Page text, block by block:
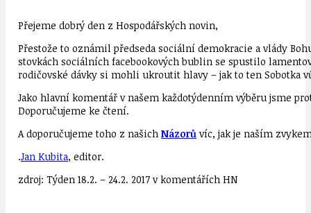
Přejeme dobrý den z Hospodářských novin,
Přestože to oznámil předseda sociální demokracie a vlády
stovkách sociálních facebookových bublin se spustilo
rodičovské dávky si mohli ukroutit hlavy – jak to ten Sobotka
Jako hlavní komentář v našem každotýdenním výběru jsme
Doporučujeme ke čtení.
A doporučujeme toho z našich Názorů víc, jak je naším
.Jan Kubita, editor.
zdroj: Týden 18.2. – 24.2. 2017 v komentářích HN